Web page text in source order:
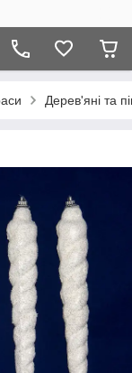
Дерев'яні та